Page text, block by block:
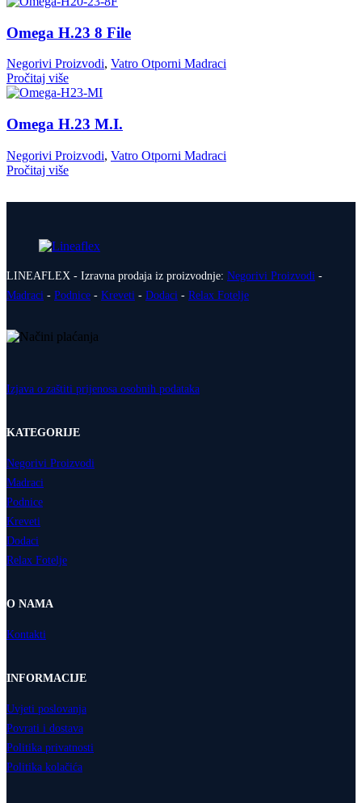
Omega H.23 8 File
Negorivi Proizvodi, Vatro Otporni Madraci
Pročitaj više
Omega H.23 M.I.
Negorivi Proizvodi, Vatro Otporni Madraci
Pročitaj više
LINEAFLEX - Izravna prodaja iz proizvodnje: Negorivi Proizvodi -
Madraci - Podnice - Kreveti - Dodaci - Relax Fotelje
Izjava o zaštiti prijenosa osobnih podataka
KATEGORIJE
Negorivi Proizvodi
Madraci
Podnice
Kreveti
Dodaci
Relax Fotelje
O NAMA
Kontakti
INFORMACIJE
Uvjeti poslovanja
Povrati i dostava
Politika privatnosti
Politika kolačića